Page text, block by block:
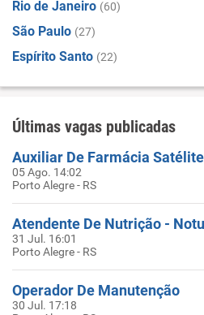
Rio de Janeiro (60)
São Paulo (27)
Espírito Santo (22)
Últimas vagas publicadas
Auxiliar De Farmácia
05 Ago. 14:02
Porto Alegre - RS
Atendente De Nutrição -
31 Jul. 16:01
Porto Alegre - RS
Operador De Manutenção
30 Jul. 17:18